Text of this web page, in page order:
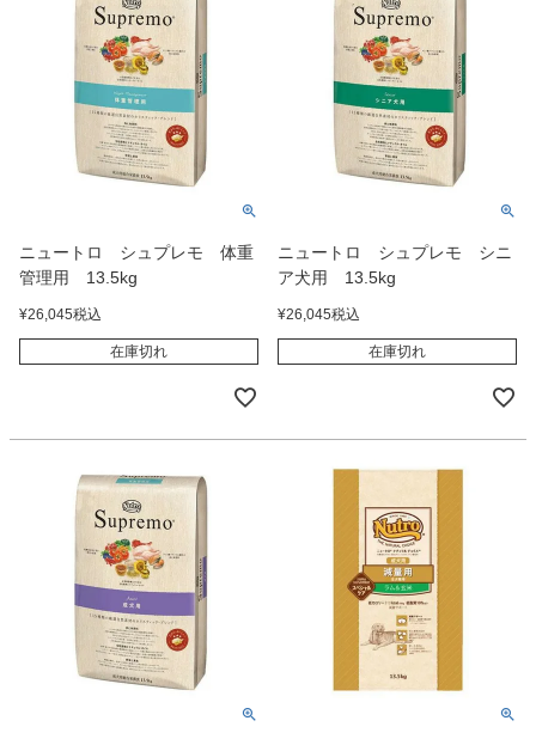
ニュートロ シュプレモ 体重
管理用 13.5kg
¥26,045税込
在庫切れ
ニュートロ シュプレモ シニ
ア犬用 13.5kg
¥26,045税込
在庫切れ